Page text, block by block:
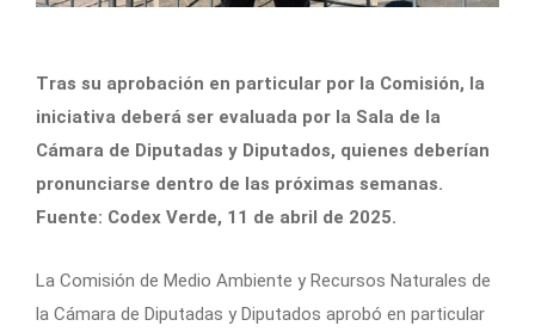
Tras su aprobación en particular por la Comisión, la
iniciativa deberá ser evaluada por la Sala de la
Cámara de Diputadas y Diputados, quienes deberían
pronunciarse dentro de las próximas semanas.
Fuente: Codex Verde, 11 de abril de 2025.
La Comisión de Medio Ambiente y Recursos Naturales de
la Cámara de Diputadas y Diputados aprobó en particular